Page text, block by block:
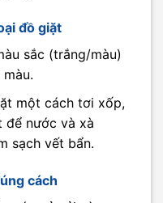
đồ giặt
sắc (trắng/màu)
một cách tơi xốp,
để nước và xà
sạch vết bẩn.
cách